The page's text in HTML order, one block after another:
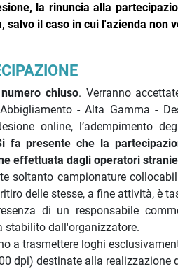
la rinuncia alla
salvo il caso in cui l'azienda non
numero chiuso. Verranno
- Alta Gamma -
online, l’adempimento
fa presente che la
effettuata dagli operatori
soltanto campionature
delle stesse, a fine attività, è
di un responsabile
stabilito dall'organizzatore.
a trasmettere loghi
dpi) destinate alla